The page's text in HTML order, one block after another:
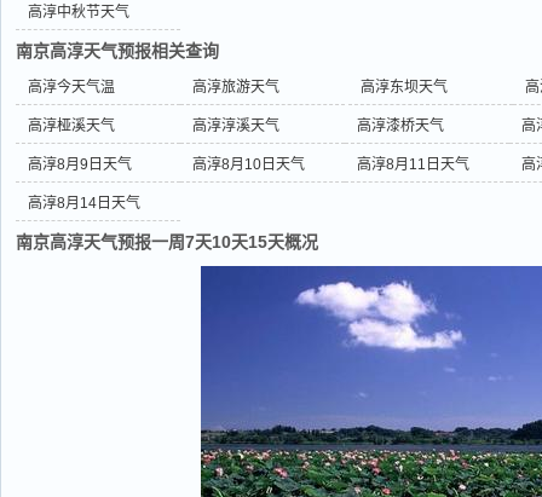
高淳中秋节天气
南京高淳天气预报相关查询
高淳今天气温 高淳旅游天气 高淳东坝天气
高淳桠溪天气 高淳淳溪天气 高淳漆桥天气 高
高淳8月9日天气 高淳8月10日天气 高淳8月11日天气 高
高淳8月14日天气
南京高淳天气预报一周7天10天15天概况